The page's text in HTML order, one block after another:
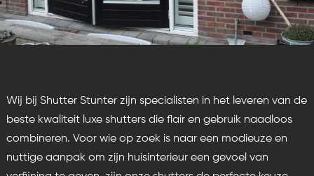
Wij bij Shutter Stunter zijn specialisten in het leveren van de
beste kwaliteit luxe shuttersdie flair en gebruik naadloos
combineren. Voor wie op zoek is naar een modieuze en
nuttige aanpak om zijn huisinterieur een gevoel van